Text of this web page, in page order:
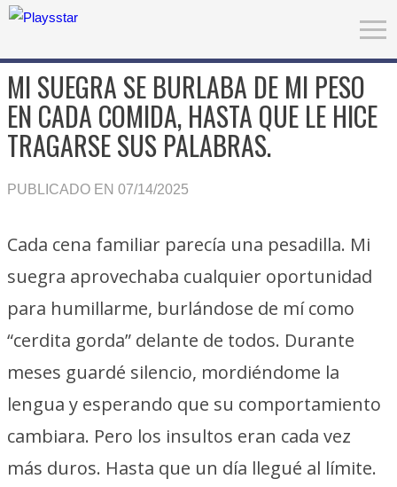
MI SUEGRA SE BURLABA DE MI PESO
EN CADA COMIDA, HASTA QUE LE HICE
TRAGARSE SUS PALABRAS.
PUBLICADO EN 07/14/2025
Cada cena familiar parecía una pesadilla. Mi
suegra aprovechaba cualquier oportunidad
para humillarme, burlándose de mí como
“cerdita gorda” delante de todos. Durante
meses guardé silencio, mordiéndome la
lengua y esperando que su comportamiento
cambiara. Pero los insultos eran cada vez
más duros. Hasta que un día llegué al límite.